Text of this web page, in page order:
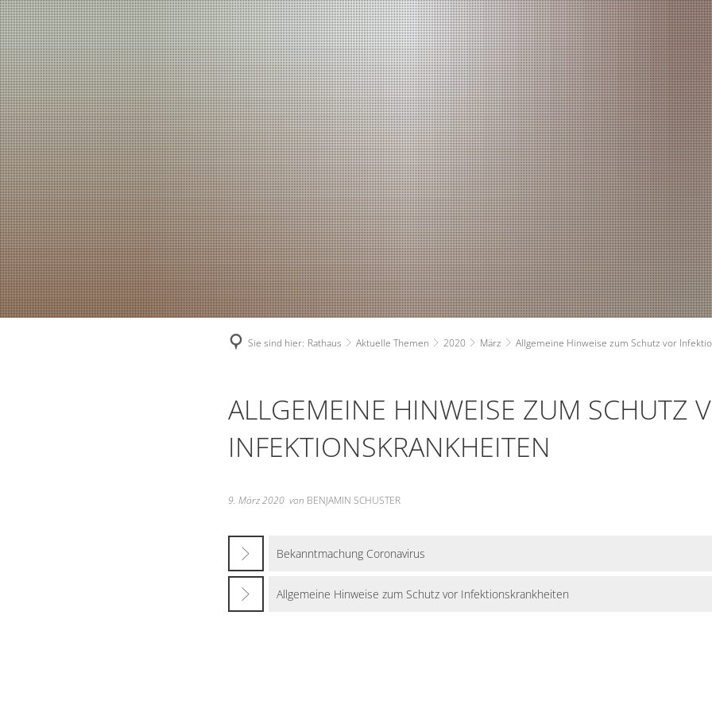
RATHAUS
Bürgermeister
Verwaltung - Kontakte
Ratsinformationssystem
Persönlichkeiten & Ehrungen
Aktuelle Themen
Zahlen und Fakten
Haushaltsplan
Ortsrecht
Online Anträge
Stellenangebote
RUNDUM
Planen und Bauen
Stadtwerke
Ver- und
Ärzte
Ferienbetreuung
Schulen
Soziales
Kommunale
Sie sind hier: Rathaus Aktuelle Themen 2020 März Allgemeine Hinweise zum Schutz vor
ALLGEMEINE HINWEISE ZUM SCHUTZ
INFEKTIONSKRANKHEITEN
9. März 2020 von BENJAMIN SCHUSTER
Bekanntmachung Coronavirus
Allgemeine Hinweise zum Schutz vor Infektionskrankheiten